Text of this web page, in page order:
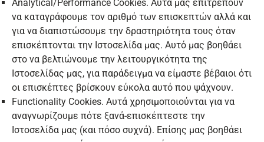
Analytical/Performance Cookies. Αυτά μας επιτρέπουν
να καταγράφουμε τον αριθμό των επισκεπτών αλλά και
για να διαπιστώσουμε την δραστηριότητα τους όταν
επισκέπτονται την Ιστοσελίδα μας. Αυτό μας βοηθάει
στο να βελτιώνουμε την λειτουργικότητα της
Ιστοσελίδας μας, για παράδειγμα να είμαστε βέβαιοι ότι
οι επισκέπτες βρίσκουν εύκολα αυτό που ψάχνουν.
Functionality Cookies. Αυτά χρησιμοποιούνται για να
αναγνωρίζουμε πότε ξανά-επισκέπτεστε την
Ιστοσελίδα μας (και πόσο συχνά). Επίσης μας βοηθάει